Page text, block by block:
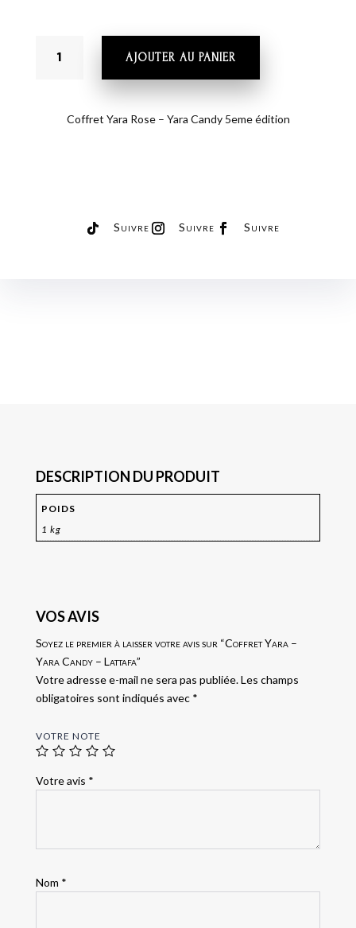
AJOUTER AU PANIER
Coffret Yara Rose – Yara Candy 5eme édition
Suivre Suivre Suivre
DESCRIPTION DU PRODUIT
POIDS
1 kg
VOS AVIS
Soyez le premier à laisser votre avis sur “Coffret Yara –
Yara Candy – Lattafa”
Votre adresse e-mail ne sera pas publiée.Les champs
obligatoires sont indiqués avec *
VOTRE NOTE
Votre avis *
Nom *